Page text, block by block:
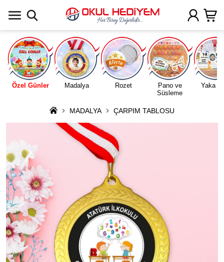
Özel Günler Madalya Rozet
Pano ve
Süsleme
Yaka
MADALYA ÇARPIM TABLOSU
Uygulamada Aç